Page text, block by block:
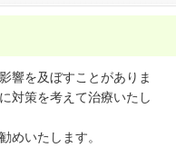
響を及ぼすことがありま
対策を考えて治療いたし
めいたします。